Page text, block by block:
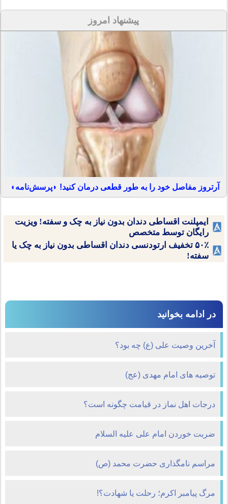
پیشنهاد امروز
آرتروز مفاصل خود را به طور قطعی درمان کنید! ◗پرسش‌نامه◖
ایمپلنت اقساطی دندان بدون نیاز به چک و سفته! ویزیت
رایگان توسط متخصص
۵۰٪ تخفیف ارتودنسی دندان اقساطی بدون نیاز به چک یا
سفته!
در ادامه بخوانید
آخرین وصیت علی (ع) چه بود؟
توصیه هاى امام مهدى (عج)
درجات اهل نماز در قیامت چگونه است؟
ضربت خوردن امام علی علیه السلام
مراسم نامگذارى حضرت محمد (ص)
مرگ پیامبر اکرم؛ رحلت یا شهادت؟!